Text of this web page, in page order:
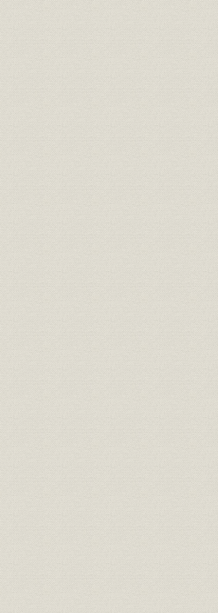
第8節 太平洋戦争下の生産体制
第9節 和田社長の死去と富井専務の第2代社長就任
第10節 本社工場の戦災と終戦
第4章 戦後再建への歩み(昭和20年8月~昭和29年)
第1節 戦後の我が国の状況
第2節 復興への努力
第3節 社長交代
第4節 労働組合の誕生
第5節 企業再建整備法と新会社の設立
第6節 清算業務と各工場の収束
第7節 舶用機器の生産再開
第8節 橋井社長体制の発足
第9節 技術提携と舶用電子機器への進出
第10節 航空機器への再進出
第11節 工業計器および機器の生産
第12節 戦後の新体制へ向けての諸施策の実施
第13節 協力工場団体「計友会」の設立
第5章 国産技術の拡大と自社技術の開花(昭和30年~昭和40年)
第1節 高度成長下の我が国の状況
第2節 既存市場への製品拡大と新市場への参入
第3節 経営体質の強化
第4節 製造販売体制の整備
第5節 諸制度の実践
第6節 当時の社内動向
第6章 成長路線への布石(昭和41年~昭和52年)
第1節 当時の我が国の経済状況
第2節 多角化と成長路線への推進
第3節 蒲田工場移転計画と労働組合の動き
第4節 M&Aの動きへの対応
第5節 オイルショックによる不況への対処
第6節 社長の交代